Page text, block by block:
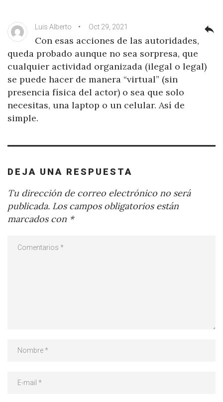
Luis Alberto Oct 29, 2021
Con esas acciones de las autoridades,
queda probado aunque no sea sorpresa, que
cualquier actividad organizada (ilegal o legal)
se puede hacer de manera “virtual” (sin
presencia física del actor) o sea que solo
necesitas, una laptop o un celular. Así de
simple.
reply
DEJA UNA RESPUESTA
Tu dirección de correo electrónico no será
publicada. Los campos obligatorios están
marcados con *